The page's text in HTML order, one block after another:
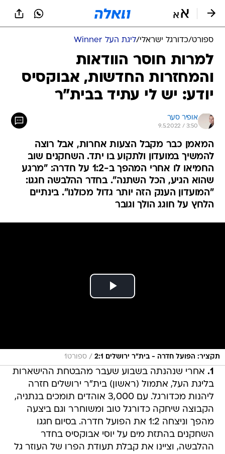
ספורט/כדורגל ישראלי/ליגת העל Winner
למרות חוסר הוודאות
והמחזרות החדשות, אבוקסיס
יודע: יש לי עתיד בבית"ר
אופיר סער
9.5.2022 / 3:50
המאמן כבר מקבל הצעות אחרות, אבל רוצה
להמשיך במועדון ולתקוע בו יתד. השחקנים שוב
החמיאו לו אחרי המהפך ב-1:2 על חדרה: "מרגע
שהוא הגיע, הכל השתנה". בחדר ההלבשה חגגו:
"המועדון הענק הזה יותר גדול מכולנו". בינתיים
הלחץ על חוגג הולך וגובר
תקציר: הפועל חדרה - בית"ר ירושלים 2:1 / ספורט1
1. אחרי שנהנתה בשבוע שעבר מהבטחת ההישארות
בליגת העל, אתמול (ראשון) בית"ר ירושלים חזרה
ליהנות מכדורגל. עם 3,000 אוהדים תומכים בנתניה,
הקבוצה שיחקה כדורגל טוב ומשוחרר וגם ביצעה
מהפך וניצחה 1:2 את הפועל חדרה. בסיום חגגו
השחקנים בהתזת מים על יוסי אבוקסיס בחדר
ההלבשה, וציינו את קבלת תעודת הפרו של העוזר גל